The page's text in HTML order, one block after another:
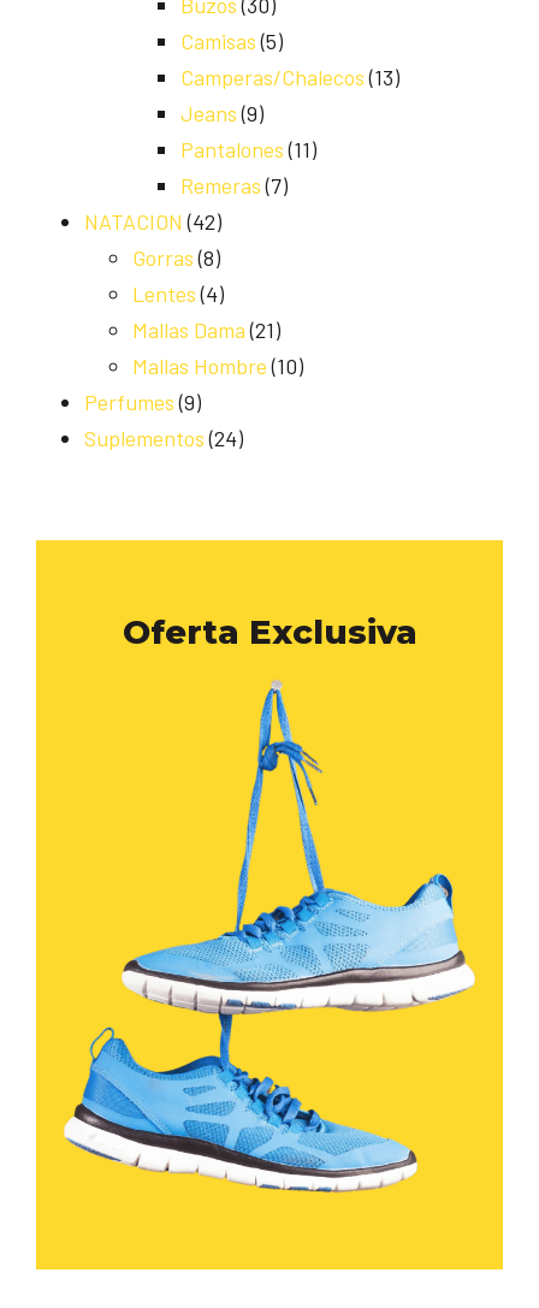
Camisas (5)
Camperas/Chalecos (13)
Jeans (9)
Pantalones (11)
Remeras (7)
NATACION (42)
Gorras (8)
Lentes (4)
Mallas Dama (21)
Mallas Hombre (10)
Perfumes (9)
Suplementos (24)
Oferta Exclusiva